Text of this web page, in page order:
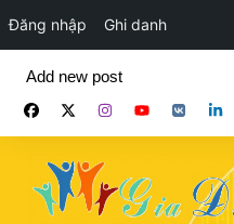
Đăng nhập Ghi danh
phần
Add new post